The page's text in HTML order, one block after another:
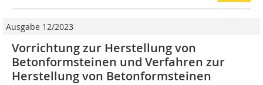
Ausgabe 12/2023
Vorrichtung zur Herstellung von
Betonformsteinen und Verfahren zur
Herstellung von Betonformsteinen